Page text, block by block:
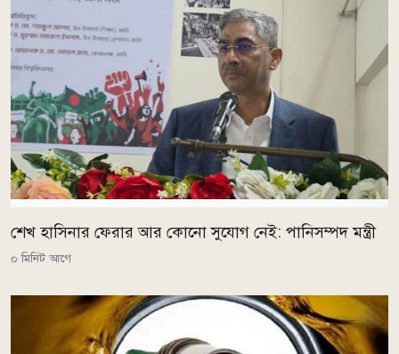
শেখ হাসিনার ফেরার আর কোনো সুযোগ নেই: পানিসম্পদ মন্ত্রী
০ মিনিট আগে